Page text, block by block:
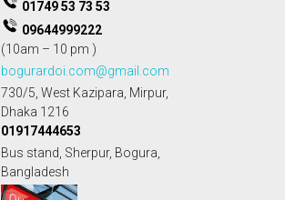
01749 53 73 53
09644999222
(10am – 10 pm )
bogurardoi.com@gmail.com
730/5, West Kazipara, Mirpur,
Dhaka 1216
01917444653
Bus stand, Sherpur, Bogura,
Bangladesh